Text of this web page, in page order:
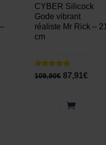
CYBER Silicock
Gode vibrant
réaliste Mr Rick – 21
cm
Note
5.00
109,90€ 87,91€